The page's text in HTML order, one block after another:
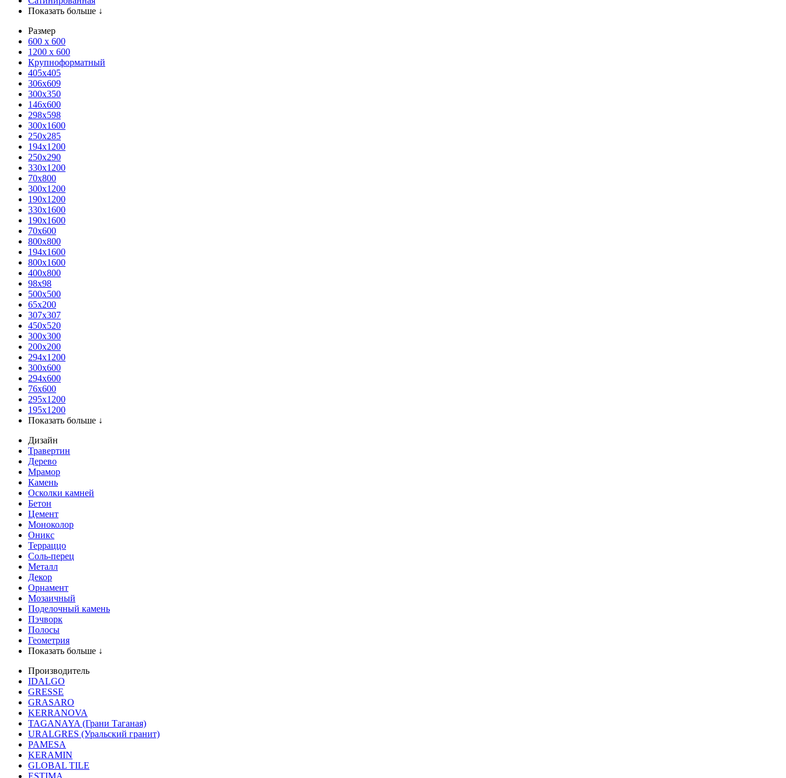
Показать больше ↓
Размер
600 х 600
1200 х 600
Крупноформатный
405x405
306x609
300x350
146x600
298x598
300x1600
250x285
194x1200
250x290
330x1200
70x800
300x1200
190x1200
330x1600
190x1600
70x600
800x800
194x1600
800x1600
400х800
98x98
500x500
65x200
307x307
450x520
300x300
200x200
294x1200
300x600
294x600
76х600
295х1200
195х1200
Показать больше ↓
Дизайн
Травертин
Дерево
Мрамор
Камень
Осколки камней
Бетон
Цемент
Моноколор
Оникс
Терраццо
Соль-перец
Металл
Декор
Орнамент
Мозаичный
Поделочный камень
Пэчворк
Полосы
Геометрия
Показать больше ↓
Производитель
IDALGO
GRESSE
GRASARO
KERRANOVA
TAGANAYA (Грани Таганая)
URALGRES (Уральский гранит)
PAMESA
KERAMIN
GLOBAL TILE
ESTIMA